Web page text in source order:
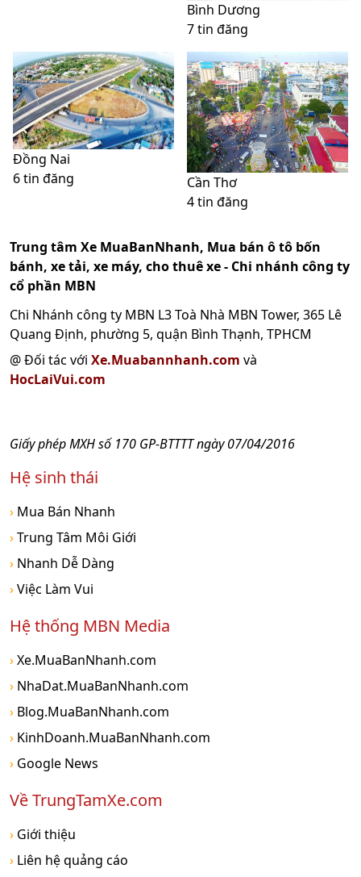
Bình Dương
7 tin đăng
Đồng Nai
6 tin đăng
Cần Thơ
4 tin đăng
Trung tâm Xe MuaBanNhanh, Mua bán ô tô bốn
bánh, xe tải, xe máy, cho thuê xe - Chi nhánh công ty
cổ phần MBN
Chi Nhánh công ty MBN L3 Toà Nhà MBN Tower, 365 Lê
Quang Định, phường 5, quận Bình Thạnh, TPHCM
@ Đối tác với Xe.Muabannhanh.com và
HocLaiVui.com
Giấy phép MXH số 170 GP-BTTTT ngày 07/04/2016
Hệ sinh thái
› Mua Bán Nhanh
›Trung Tâm Môi Giới
› Nhanh Dễ Dàng
›Việc Làm Vui
Hệ thống MBN Media
›Xe.MuaBanNhanh.com
› NhaDat.MuaBanNhanh.com
› Blog.MuaBanNhanh.com
› KinhDoanh.MuaBanNhanh.com
› Google News
Về TrungTamXe.com
› Giới thiệu
› Liên hệ quảng cáo